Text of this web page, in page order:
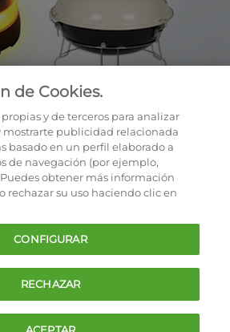
Cookies
de privacidad
condiciones de la oferta
Contacto
FAQ
de Cookies.
y de terceros para analizar
mostrarte publicidad relacionada
basado en un perfil elaborado a
de navegación (por ejemplo,
obtener más información
rechazar su uso haciendo clic en
CONFIGURAR
RECHAZAR